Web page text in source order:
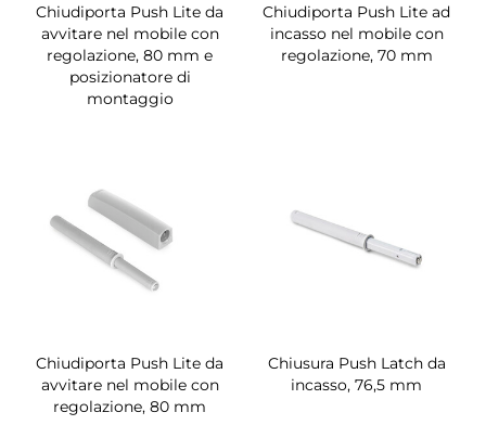
Chiudiporta Push Lite da
avvitare nel mobile con
regolazione, 80 mm e
posizionatore di
montaggio
Chiudiporta Push Lite ad
incasso nel mobile con
regolazione, 70 mm
Chiudiporta Push Lite da
avvitare nel mobile con
regolazione, 80 mm
Chiusura Push Latch da
incasso, 76,5 mm